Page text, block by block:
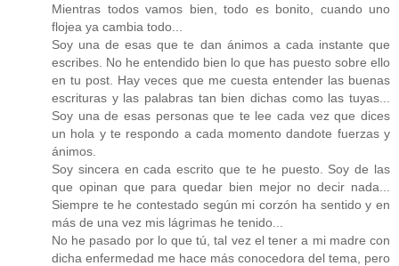
Mientras todos vamos bien, todo es bonito, cuando uno
flojea ya cambia todo...
Soy una de esas que te dan ánimos a cada instante que
escribes. No he entendido bien lo que has puesto sobre ello
en tu post. Hay veces que me cuesta entender las buenas
escrituras y las palabras tan bien dichas como las tuyas...
Soy una de esas personas que te lee cada vez que dices
un hola y te respondo a cada momento dandote fuerzas y
ánimos.
Soy sincera en cada escrito que te he puesto. Soy de las
que opinan que para quedar bien mejor no decir nada...
Siempre te he contestado según mi corzón ha sentido y en
más de una vez mis lágrimas he tenido...
No he pasado por lo que tú, tal vez el tener a mi madre con
dicha enfermedad me hace más conocedora del tema, pero